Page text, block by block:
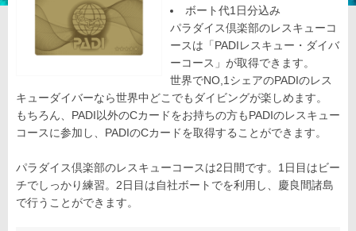
ボート代1日分込み
パラダイス倶楽部のレスキューコ
ースは「PADIレスキュー・ダイバ
ーコース」が取得できます。
世界でNO,1シェアのPADIのレス
キューダイバーなら世界中どこでもダイビングが楽しめます。
もちろん、PADI以外のCカードをお持ちの方もPADIのレスキュー
コースに参加し、PADIのCカードを取得することができます。
パラダイス倶楽部のレスキューコースは2日間です。1日目はビー
チでしっかり練習。2日目は自社ボートでを利用し、慶良間諸島
で行うことができます。